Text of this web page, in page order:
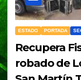
ESTADO PORTADA
Recupera
robado de